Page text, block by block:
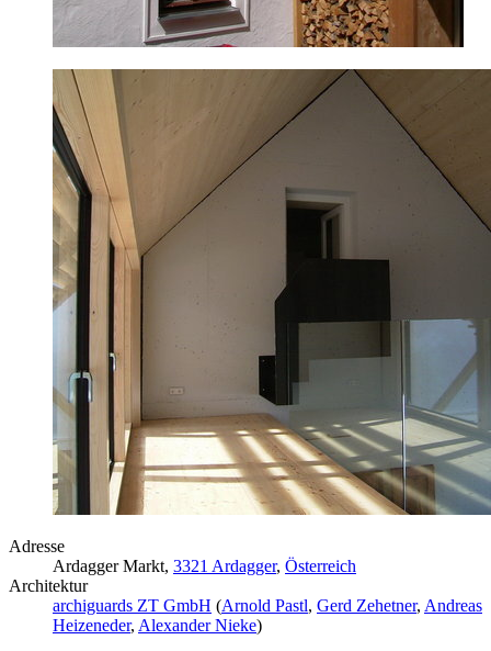
Adresse
Ardagger Markt, 3321 Ardagger, Österreich
Architektur
archiguards ZT GmbH (Arnold Pastl, Gerd Zehetner, Andreas
Heizeneder, Alexander Nieke)